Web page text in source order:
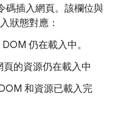
碼插入網頁。該欄位與
狀態對應：
DOM 仍在載入中。
頁的資源仍在載入中
DOM 和資源已載入完